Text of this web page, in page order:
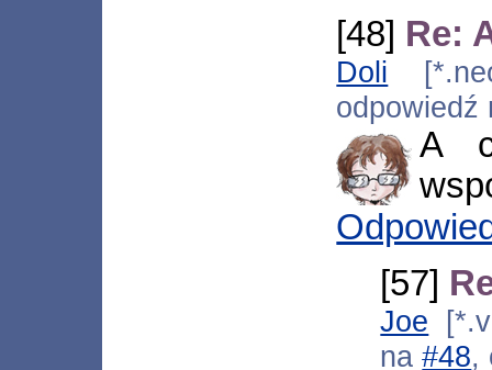
[48] Re:
Doli
A
[57]
Joe
na#48,